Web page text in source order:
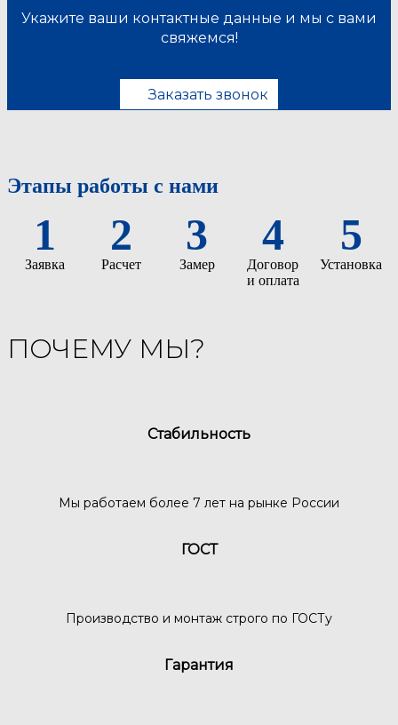
Укажите ваши контактные данные и мы с вами
свяжемся!
Заказать звонок
Этапы работы с нами
1
Заявка
2
Расчет
3
Замер
4
Договор
и оплата
5
Установка
ПОЧЕМУ МЫ?
Стабильность
Мы работаем более 7 лет на рынке России
ГОСТ
Производство и монтаж строго по ГОСТу
Гарантия